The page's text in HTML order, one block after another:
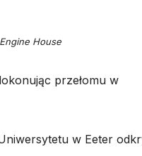
House
przełomu w
w Eeter